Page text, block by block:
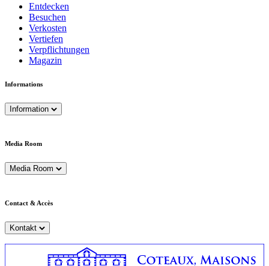
Entdecken
Besuchen
Verkosten
Vertiefen
Verpflichtungen
Magazin
Informations
Information
Media Room
Media Room
Contact & Accès
Kontakt